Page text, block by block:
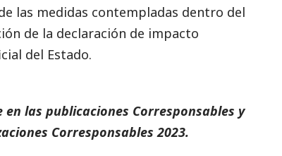
las medidas contempladas dentro del
de la declaración de impacto
del Estado.
en las publicaciones Corresponsables y
Corresponsables 2023.